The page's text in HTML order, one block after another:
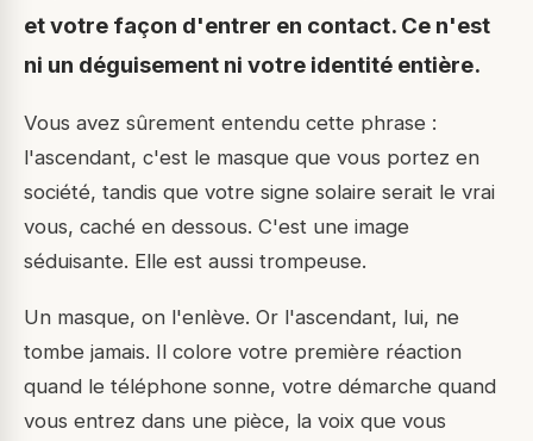
et votre façon d'entrer en contact. Ce n'est
ni un déguisement ni votre identité entière.
Vous avez sûrement entendu cette phrase :
l'ascendant, c'est le masque que vous portez en
société, tandis que votre signe solaire serait le vrai
vous, caché en dessous. C'est une image
séduisante. Elle est aussi trompeuse.
Un masque, on l'enlève. Or l'ascendant, lui, ne
tombe jamais. Il colore votre première réaction
quand le téléphone sonne, votre démarche quand
vous entrez dans une pièce, la voix que vous